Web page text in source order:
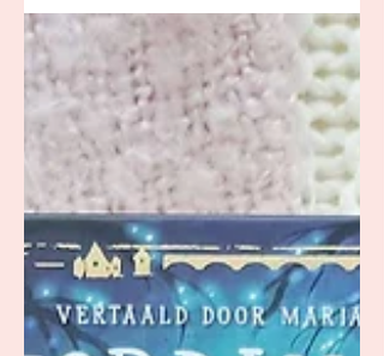
De zestienjarige David leidt een
doodnormaal leven. Maar nadat hij op
een avond in een vreemde spiegel heeft
gekeken, wordt hij ’s ochtends